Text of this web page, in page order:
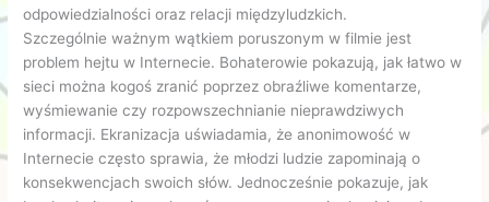
odpowiedzialności oraz relacji międzyludzkich.
Szczególnie ważnym wątkiem poruszonym w filmie jest
problem hejtu w Internecie. Bohaterowie pokazują, jak łatwo w
sieci można kogoś zranić poprzez obraźliwe komentarze,
wyśmiewanie czy rozpowszechnianie nieprawdziwych
informacji. Ekranizacja uświadamia, że anonimowość w
Internecie często sprawia, że młodzi ludzie zapominają o
konsekwencjach swoich słów. Jednocześnie pokazuje, jak